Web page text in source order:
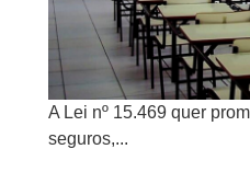
A Lei nº 15.469 quer
seguros,...